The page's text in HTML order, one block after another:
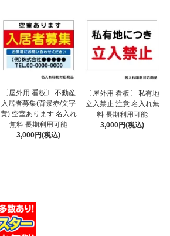
〔屋外用 看板〕 不動産
入居者募集(背景赤/文字
黄) 空室あります 名入れ
無料 長期利用可能
3,000円(税込)
〔屋外用 看板〕 私有地
立入禁止 注意 名入れ無
料 長期利用可能
3,000円(税込)